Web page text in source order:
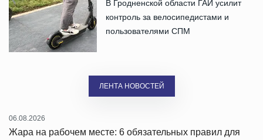
В Гродненской области ГАИ усилит
контроль за велосипедистами и
пользователями СПМ
ЛЕНТА НОВОСТЕЙ
06.08.2026
Жара на рабочем месте: 6 обязательных правил для